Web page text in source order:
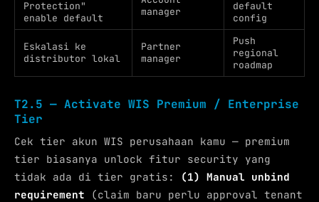
Protection"
enable default
manager
default
config
Eskalasi ke
distributor lokal
Partner
manager
Push
regional
roadmap
T2.5 — Activate WIS Premium / Enterprise
Tier
Cek tier akun WIS perusahaan kamu — premium
tier biasanya unlock fitur security yang
tidak ada di tier gratis:
(1) Manual unbind
requirement (claim baru perlu approval tenant